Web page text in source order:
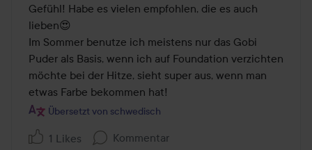
Gefühl! Habe es vielen empfohlen, die es auch
lieben😍
Im Sommer benutze ich meistens nur das Gobi
Puder als Basis, wenn ich auf Foundation verzichten
möchte bei der Hitze, sieht super aus, wenn man
Übersetzt von schwedisch
1 Likes Kommentar